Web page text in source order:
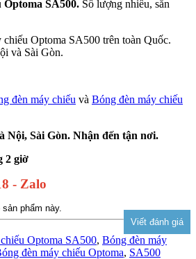
Optoma SA500. Số lượng nhiều, sẵn
Optoma SA500 trên toàn Quốc.
và Sài Gòn.
đèn máy chiếu và Bóng đèn máy chiếu
Nội, Sài Gòn. Nhận đến tận nơi.
2 giờ
- Zalo
phẩm này.
Optoma SA500, Bóng đèn máy
đèn máy chiếu Optoma, SA500